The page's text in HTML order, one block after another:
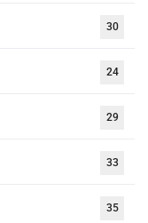
30
24
29
33
35